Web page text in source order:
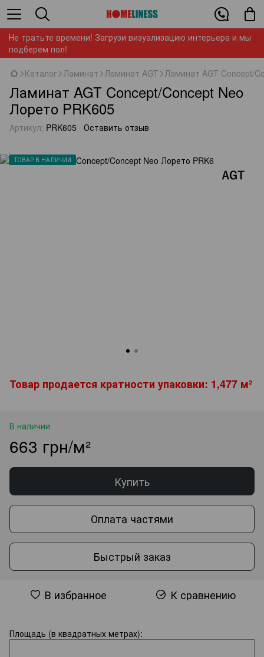
Не тратьте времени! Загрузи визуализацию интерьера и мы
подберем пол!
Каталог Ламинат Ламинат AGT Ламинат AGT Concept/
Ламинат AGT Concept/Concept Neo
Лорето PRK605
Артикул: PRK605 Оставить отзыв
ТОВАР В НАЛИЧИИ
Товар продается кратности упаковки: 1,477 м²
В наличии
663 грн/м²
Купить
Оплата частями
Быстрый заказ
В избранное К сравнению
Площадь (в квадратных метрах):